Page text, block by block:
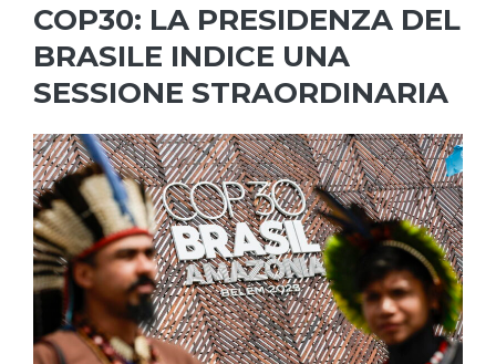
COP30: LA PRESIDENZA DEL
BRASILE INDICE UNA
SESSIONE STRAORDINARIA